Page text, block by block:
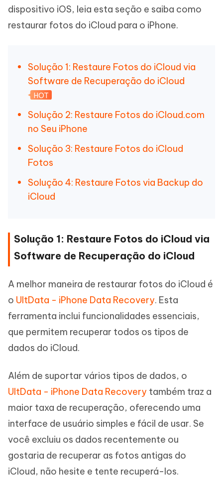
dispositivo iOS, leia esta seção e saiba como
restaurar fotos do iCloud para o iPhone.
Solução 1: Restaure Fotos do iCloud via
Software de Recuperação do iCloud
HOT
Solução 2: Restaure Fotos do iCloud.com
no Seu iPhone
Solução 3: Restaure Fotos do iCloud
Fotos
Solução 4: Restaure Fotos via Backup do
iCloud
Solução 1: Restaure Fotos do iCloud via
Software de Recuperação do iCloud
A melhor maneira de restaurar fotos do iCloud é
o UltData - iPhone Data Recovery. Esta
ferramenta inclui funcionalidades essenciais,
que permitem recuperar todos os tipos de
dados do iCloud.
Além de suportar vários tipos de dados, o
UltData - iPhone Data Recovery também traz a
maior taxa de recuperação, oferecendo uma
interface de usuário simples e fácil de usar. Se
você excluiu os dados recentemente ou
gostaria de recuperar as fotos antigas do
iCloud, não hesite e tente recuperá-los.